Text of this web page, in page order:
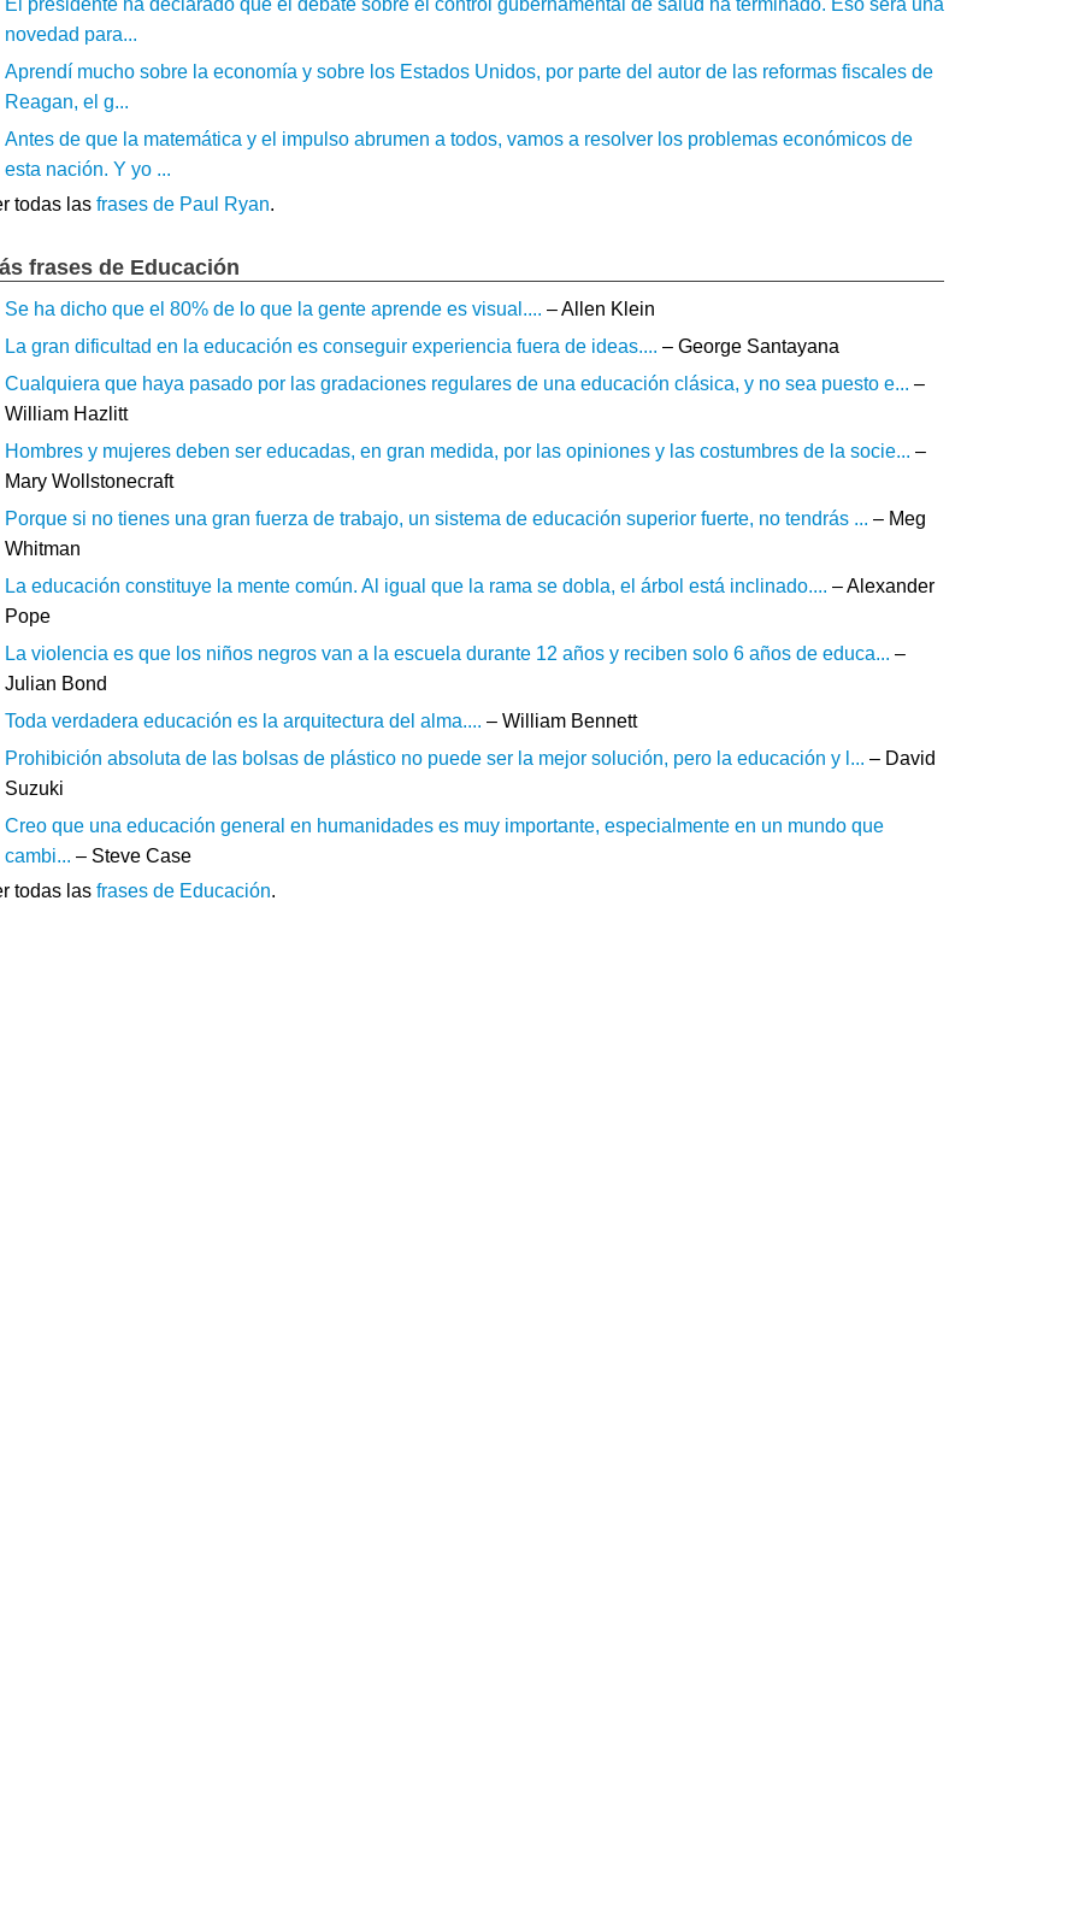
El presidente ha declarado que el debate sobre el control gubernamental de salud ha terminado. Eso será una
novedad para...
Aprendí mucho sobre la economía y sobre los Estados Unidos, por parte del autor de las reformas fiscales de
Reagan, el g...
Antes de que la matemática y el impulso abrumen a todos, vamos a resolver los problemas económicos de
esta nación. Y yo ...
todas las frases de Paul Ryan.
frases de Educación
Se ha dicho que el 80% de lo que la gente aprende es visual.... – Allen Klein
La gran dificultad en la educación es conseguir experiencia fuera de ideas.... – George Santayana
Cualquiera que haya pasado por las gradaciones regulares de una educación clásica, y no sea puesto e... –
William Hazlitt
Hombres y mujeres deben ser educadas, en gran medida, por las opiniones y las costumbres de la socie... –
Mary Wollstonecraft
Porque si no tienes una gran fuerza de trabajo, un sistema de educación superior fuerte, no tendrás ... – Meg
Whitman
La educación constituye la mente común. Al igual que la rama se dobla, el árbol está inclinado.... – Alexander
Pope
La violencia es que los niños negros van a la escuela durante 12 años y reciben solo 6 años de educa... –
Julian Bond
Toda verdadera educación es la arquitectura del alma.... – William Bennett
Prohibición absoluta de las bolsas de plástico no puede ser la mejor solución, pero la educación y l... – David
Suzuki
Creo que una educación general en humanidades es muy importante, especialmente en un mundo que
cambi... – Steve Case
todas las frases de Educación.